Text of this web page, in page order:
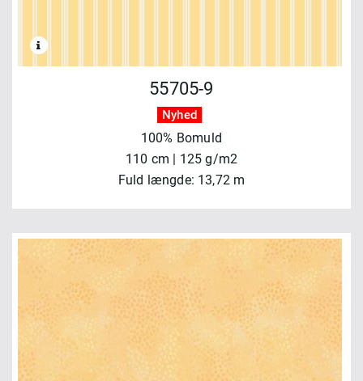
55705-9
Nyhed
100% Bomuld
110 cm | 125 g/m2
Fuld længde: 13,72 m